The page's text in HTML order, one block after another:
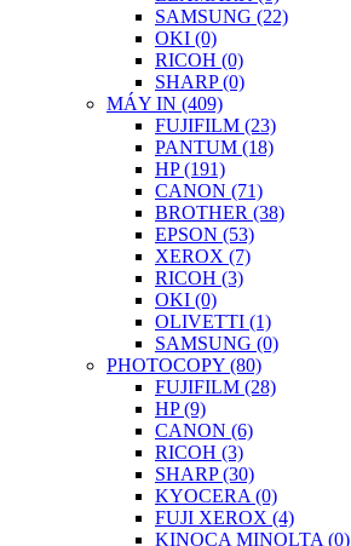
SAMSUNG (22)
OKI (0)
RICOH (0)
SHARP (0)
MÁY IN (409)
FUJIFILM (23)
PANTUM (18)
HP (191)
CANON (71)
BROTHER (38)
EPSON (53)
XEROX (7)
RICOH (3)
OKI (0)
OLIVETTI (1)
SAMSUNG (0)
PHOTOCOPY (80)
FUJIFILM (28)
HP (9)
CANON (6)
RICOH (3)
SHARP (30)
KYOCERA (0)
FUJI XEROX (4)
KINOCA MINOLTA (0)